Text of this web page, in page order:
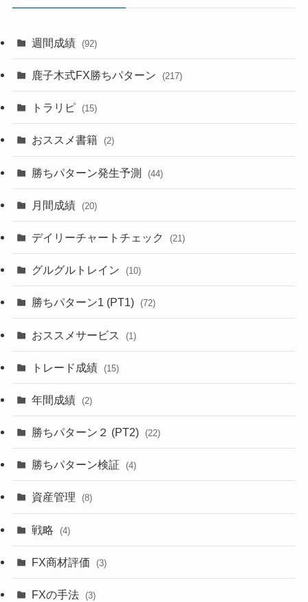
週間成績 (92)
鹿子木式FX勝ちパターン (217)
トラリピ (15)
おススメ書籍 (2)
勝ちパターン発生予測 (44)
月間成績 (20)
デイリーチャートチェック (21)
グルグルトレイン (10)
勝ちパターン1 (PT1) (72)
おススメサービス (1)
トレード成績 (15)
年間成績 (2)
勝ちパターン２ (PT2) (22)
勝ちパターン検証 (4)
資産管理 (8)
戦略 (4)
FX商材評価 (3)
FXの手法 (3)